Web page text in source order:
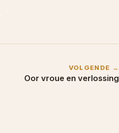
VOLGENDE →
Oor vroue en verlossing